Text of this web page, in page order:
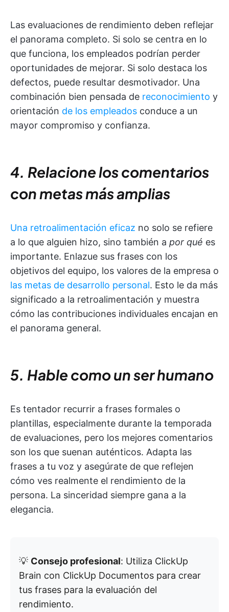
Las evaluaciones de rendimiento deben reflejar
el panorama completo. Si solo se centra en lo
que funciona, los empleados podrían perder
oportunidades de mejorar. Si solo destaca los
defectos, puede resultar desmotivador. Una
combinación bien pensada de reconocimiento y
orientación de los empleados conduce a un
mayor compromiso y confianza.
4. Relacione los comentarios
con metas más amplias
Una retroalimentación eficaz no solo se refiere
a lo que alguien hizo, sino también a por qué es
importante. Enlazue sus frases con los
objetivos del equipo, los valores de la empresa o
las metas de desarrollo personal. Esto le da más
significado a la retroalimentación y muestra
cómo las contribuciones individuales encajan en
el panorama general.
5. Hable como un ser humano
Es tentador recurrir a frases formales o
plantillas, especialmente durante la temporada
de evaluaciones, pero los mejores comentarios
son los que suenan auténticos. Adapta las
frases a tu voz y asegúrate de que reflejen
cómo ves realmente el rendimiento de la
persona. La sinceridad siempre gana a la
elegancia.
💡 Consejo profesional: Utiliza ClickUp
Brain con ClickUp Documentos para crear
tus frases para la evaluación del
rendimiento.